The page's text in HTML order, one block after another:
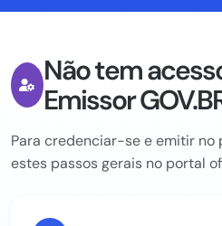
Não tem
Emissor
Para credenciar-se e emitir no
estes passos gerais no portal